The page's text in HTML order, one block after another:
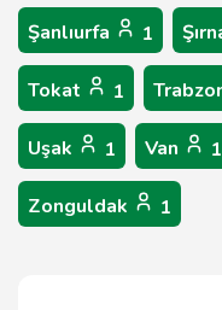
Şanlıurfa 1
Tokat 1
Uşak 1 Van 1
Zonguldak 1